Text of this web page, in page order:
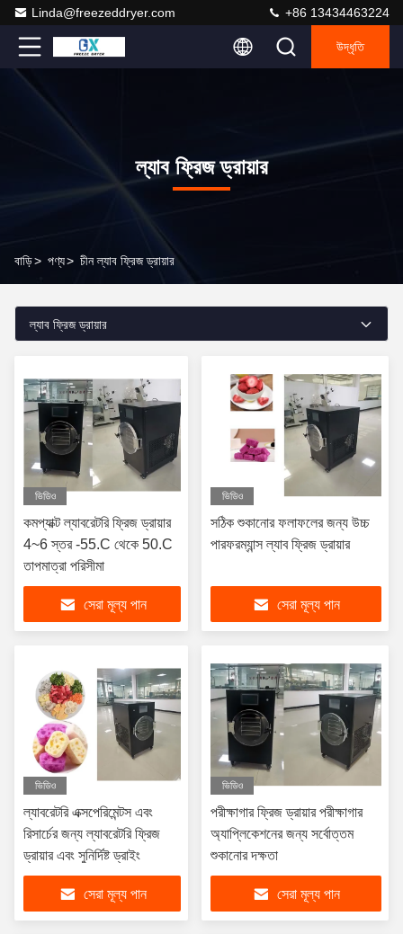
Linda@freezeddryer.com +86 13434463224
উদ্ধৃতি
ল্যাব ফ্রিজ ড্রায়ার
বাড়ি> পণ্য> চীন ল্যাব ফ্রিজ ড্রায়ার
ল্যাব ফ্রিজ ড্রায়ার
ভিডিও
কমপ্যাক্ট ল্যাবরেটরি ফ্রিজ ড্রায়ার
4~6 স্তর -55.C থেকে 50.C
তাপমাত্রা পরিসীমা
সেরা মূল্য পান
ভিডিও
সঠিক শুকানোর ফলাফলের জন্য উচ্চ
পারফরম্যান্স ল্যাব ফ্রিজ ড্রায়ার
সেরা মূল্য পান
ভিডিও
ল্যাবরেটরি এক্সপেরিমেন্টস এবং
রিসার্চের জন্য ল্যাবরেটরি ফ্রিজ
ড্রায়ার এবং সুনির্দিষ্ট ড্রাইং
সেরা মূল্য পান
ভিডিও
পরীক্ষাগার ফ্রিজ ড্রায়ার পরীক্ষাগার
অ্যাপ্লিকেশনের জন্য সর্বোত্তম
শুকানোর দক্ষতা
সেরা মূল্য পান